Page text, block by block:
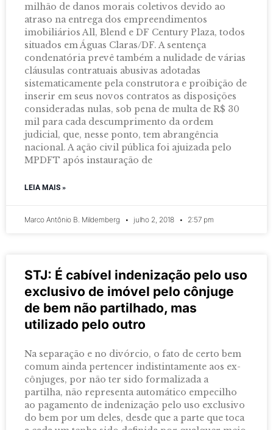
milhão de danos morais coletivos devido ao
atraso na entrega dos empreendimentos
imobiliários All, Blend e DF Century Plaza, todos
situados em Águas Claras/DF. A sentença
condenatória prevê também a nulidade de várias
cláusulas contratuais abusivas adotadas
sistematicamente pela construtora e proibição de
inserir em seus novos contratos as disposições
consideradas nulas, sob pena de multa de R$ 30
mil para cada descumprimento da ordem
judicial, que, nesse ponto, tem abrangência
nacional. A ação civil pública foi ajuizada pelo
MPDFT após instauração de
LEIA MAIS »
Marco Antônio B. Mildemberg julho 2, 2018 2:57 pm
STJ: É cabível indenização pelo uso
exclusivo de imóvel pelo cônjuge
de bem não partilhado, mas
utilizado pelo outro
Na separação e no divórcio, o fato de certo bem
comum ainda pertencer indistintamente aos ex-
cônjuges, por não ter sido formalizada a
partilha, não representa automático empecilho
ao pagamento de indenização pelo uso exclusivo
do bem por um deles, desde que a parte que toca